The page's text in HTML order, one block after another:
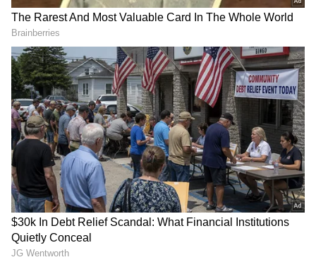
DOWNLOAD APP
ಕನ್ನಡ ಸಿನಿಮಾ (Kannada Cinema News), ಟಿವಿ
ಕಾರ್ಯಕ್ರಮಗಳು (Kannada TV Shows), ಸೆಲೆಬ್ರಿಟಿ
ಸುದ್ದಿಗಳು ಮತ್ತು ಇತ್ತೀಚಿನ ಸುದ್ದಿಗಳಿಗಾಗಿ ಏಷ್ಯಾನೆಟ್
ಸುವರ್ಣ ನ್ಯೂಸ್‌ನಲ್ಲಿ ಮನರಂಜನಾ ವಿಭಾಗ ನೋಡಿ.
ಸಿನಿಮಾ ವಿಮರ್ಶೆಗಳು (Kannada Movies Review),
ತಾರೆಯರ ಸಂದರ್ಶನಗಳು, ಧಾರಾವಾಹಿ ಅಪ್‌ಡೇಟ್ಸ್‌,
ತೆರೆಮರೆಯ ಕಥೆಗಳು,OTT ರಿಲೀಸ್‌ಗಳ ಬಗ್ಗೆ
ಮಾಹಿತಿಯೂ ಇಲ್ಲಿದೆ.